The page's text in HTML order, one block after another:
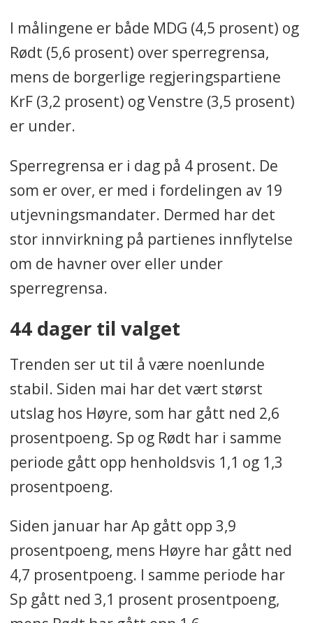
I målingene er både MDG (4,5 prosent) og
Rødt (5,6 prosent) over sperregrensa,
mens de borgerlige regjeringspartiene
KrF (3,2 prosent) og Venstre (3,5 prosent)
er under.
Sperregrensa er i dag på 4 prosent. De
som er over, er med i fordelingen av 19
utjevningsmandater. Dermed har det
stor innvirkning på partienes innflytelse
om de havner over eller under
sperregrensa.
44 dager til valget
Trenden ser ut til å være noenlunde
stabil. Siden mai har det vært størst
utslag hos Høyre, som har gått ned 2,6
prosentpoeng. Sp og Rødt har i samme
periode gått opp henholdsvis 1,1 og 1,3
prosentpoeng.
Siden januar har Ap gått opp 3,9
prosentpoeng, mens Høyre har gått ned
4,7 prosentpoeng. I samme periode har
Sp gått ned 3,1 prosent prosentpoeng,